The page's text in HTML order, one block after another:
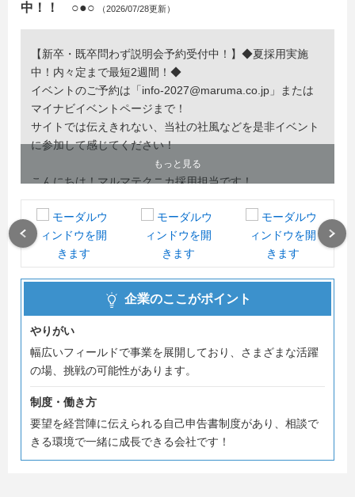
中！！ ○●○ （2026/07/28更新）
【新卒・既卒問わず説明会予約受付中！】◆夏採用実施
中！内々定まで最短2週間！◆
イベントのご予約は「info-2027@maruma.co.jp」または
マイナビイベントページまで！
サイトでは伝えきれない、当社の社風などを是非イベント
に参加して感じてください！
こんにちは！マルマテクニカ採用担当です！
日々就職活動で忙しく過ごされていることかと思います。
当社の”仕事の風景をありのままお見せする会社説明（見
学）会”は
ご参加の皆さんから「工場内部を見せてもらえた！」、
我々は、「働く者のユートピア建設」を掲げ、今年で80周
年を迎えます。若い力である皆さんに、技術で社会に貢献
する ”マルマテクニカ” を知っていただける様、担当一
採用特設サイト等にも情報を載せておりますので、是非こ
ちらも併せてご覧ください★
もっと見る
企業のここがポイント
やりがい
幅広いフィールドで事業を展開しており、さまざまな活躍
の場、挑戦の可能性があります。
制度・働き方
要望を経営陣に伝えられる自己申告書制度があり、相談で
きる環境で一緒に成長できる会社です！